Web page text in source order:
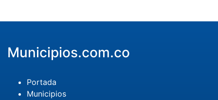
Municipios.com.co
Portada
Municipios